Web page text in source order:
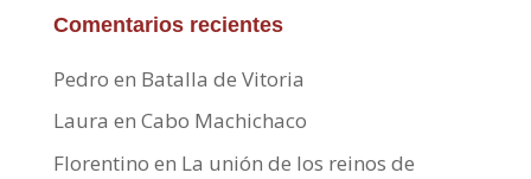
Comentarios recientes
Pedro en Batalla de Vitoria
Laura en Cabo Machichaco
Florentino en La unión de los reinos de